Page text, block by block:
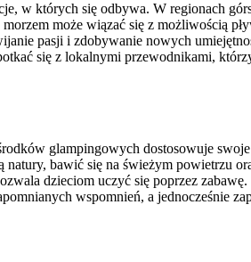
w których się odbywa. W regionach
może wiązać się z możliwością
pasji i zdobywanie nowych
się z lokalnymi przewodnikami,
glampingowych dostosowuje
bawić się na świeżym powietrzu
dzieciom uczyć się poprzez
wspomnień, a jednocześnie